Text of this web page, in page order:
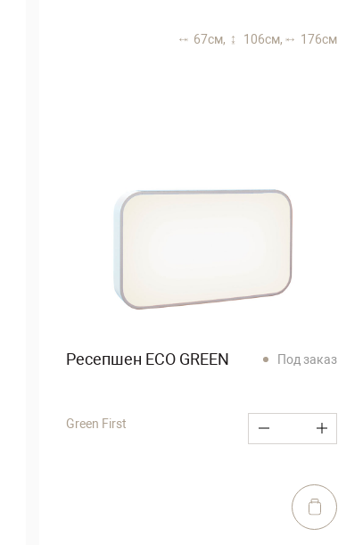
67 см, 106 см, 176 см
Ресепшен ECO GREEN Под заказ
Green First